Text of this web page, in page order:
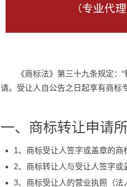
《商标法》第三十九条规定
请。受让人自公告之日起享有商标
一、商标转让申请
1、商标受让人签字或盖章的商
2、商标转让人与受让人签字或
3、商标受让人的营业执照（法